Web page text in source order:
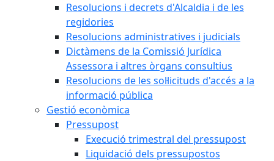
Resolucions i decrets d'Alcaldia i de les
regidories
Resolucions administratives i judicials
Dictàmens de la Comissió Jurídica
Assessora i altres òrgans consultius
Resolucions de les sol·licituds d'accés a la
informació pública
Gestió econòmica
Pressupost
Execució trimestral del pressupost
Liquidació dels pressupostos